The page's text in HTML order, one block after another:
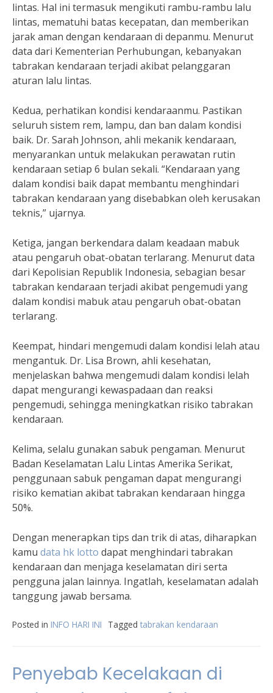
lintas. Hal ini termasuk mengikuti rambu-rambu lalu
lintas, mematuhi batas kecepatan, dan memberikan
jarak aman dengan kendaraan di depanmu. Menurut
data dari Kementerian Perhubungan, kebanyakan
tabrakan kendaraan terjadi akibat pelanggaran
aturan lalu lintas.
Kedua, perhatikan kondisi kendaraanmu. Pastikan
seluruh sistem rem, lampu, dan ban dalam kondisi
baik. Dr. Sarah Johnson, ahli mekanik kendaraan,
menyarankan untuk melakukan perawatan rutin
kendaraan setiap 6 bulan sekali. “Kendaraan yang
dalam kondisi baik dapat membantu menghindari
tabrakan kendaraan yang disebabkan oleh kerusakan
teknis,” ujarnya.
Ketiga, jangan berkendara dalam keadaan mabuk
atau pengaruh obat-obatan terlarang. Menurut data
dari Kepolisian Republik Indonesia, sebagian besar
tabrakan kendaraan terjadi akibat pengemudi yang
dalam kondisi mabuk atau pengaruh obat-obatan
terlarang.
Keempat, hindari mengemudi dalam kondisi lelah atau
mengantuk. Dr. Lisa Brown, ahli kesehatan,
menjelaskan bahwa mengemudi dalam kondisi lelah
dapat mengurangi kewaspadaan dan reaksi
pengemudi, sehingga meningkatkan risiko tabrakan
kendaraan.
Kelima, selalu gunakan sabuk pengaman. Menurut
Badan Keselamatan Lalu Lintas Amerika Serikat,
penggunaan sabuk pengaman dapat mengurangi
risiko kematian akibat tabrakan kendaraan hingga
50%.
Dengan menerapkan tips dan trik di atas, diharapkan
kamu data hk lotto dapat menghindari tabrakan
kendaraan dan menjaga keselamatan diri serta
pengguna jalan lainnya. Ingatlah, keselamatan adalah
tanggung jawab bersama.
Posted in INFO HARI INI Tagged tabrakan kendaraan
Penyebab Kecelakaan di